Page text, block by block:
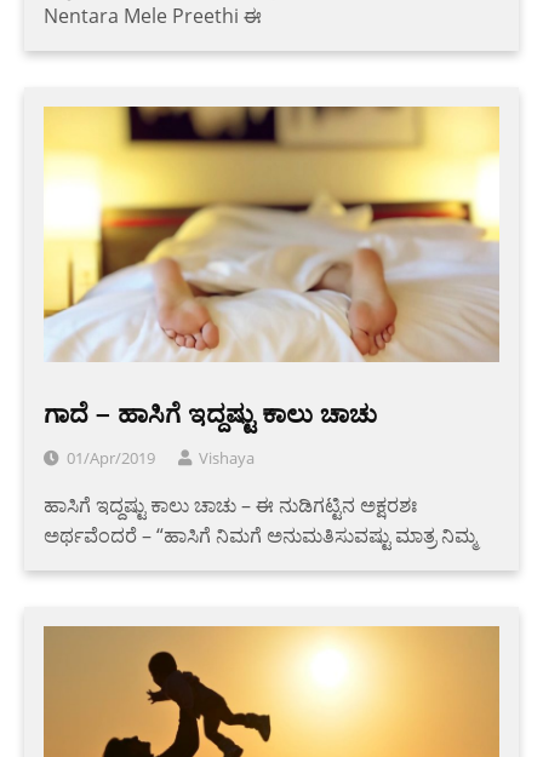
Nentara Mele Preethi ಈ
ಗಾದೆ – ಹಾಸಿಗೆ ಇದ್ದಷ್ಟು ಕಾಲು ಚಾಚು
01/Apr/2019 Vishaya
ಹಾಸಿಗೆ ಇದ್ದಷ್ಟು ಕಾಲು ಚಾಚು – ಈ ನುಡಿಗಟ್ಟಿನ ಅಕ್ಷರಶಃ
ಅರ್ಥವೆಂದರೆ – “ಹಾಸಿಗೆ ನಿಮಗೆ ಅನುಮತಿಸುವಷ್ಟು ಮಾತ್ರ ನಿಮ್ಮ